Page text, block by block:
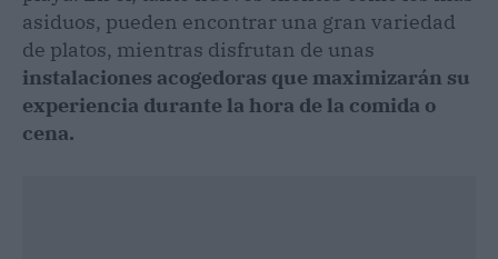
asiduos, pueden encontrar una gran variedad
de platos, mientras disfrutan de unas
instalaciones acogedoras que maximizarán su
experiencia durante la hora de la comida o
cena.